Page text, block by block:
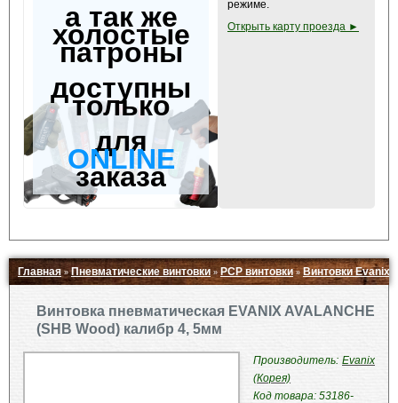
а так же
холостые
патроны
доступны
только
для
ONLINE
заказа
режиме.
Открыть карту проезда ►
Главная»Пневматические винтовки » PCP винтовки»Винтовки Evanix
Винтовка пневматическая EVANIX AVALANCHE
(SHB Wood) калибр 4, 5мм
Производитель: Evanix
(Корея)
Код товара: 53186-